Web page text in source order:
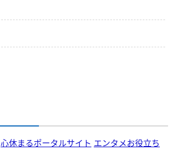
心休まるポータルサイト エンタメお役立ち